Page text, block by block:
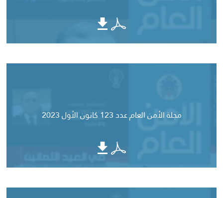
مجلة الأمن العام عدد 123 كانون الأول 2023